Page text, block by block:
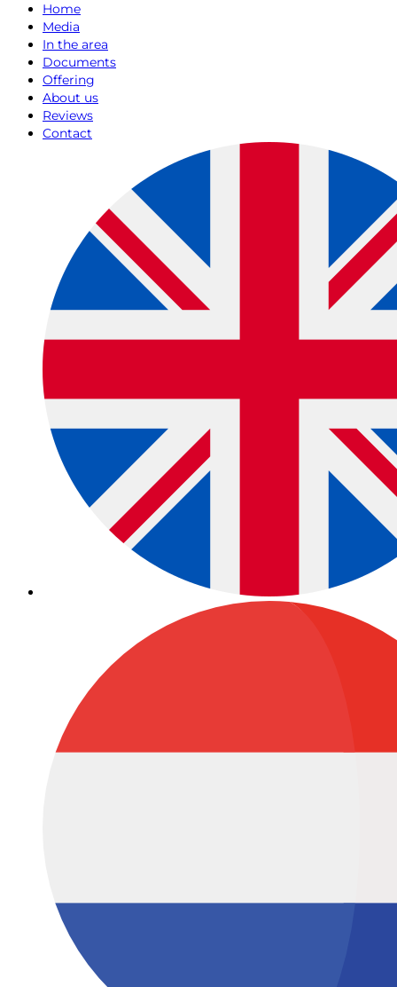
Home
Media
In the area
Documents
Offering
About us
Reviews
Contact